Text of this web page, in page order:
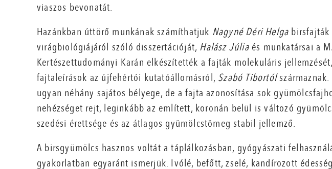
viaszos bevonatát.
Hazánkban úttörő munkának számíthatjuk Nagyné Déri Helga
virágbiológiájáról szóló disszertációját, Halász Júliaés munkatársai a
Kertészettudományi Karán elkészítették a fajták molekuláris
fajtaleírások az újfehértói kutatóállomásról, Szabó Tibortól
ugyan néhány sajátos bélyege, de a fajta azonosítása sok
nehézséget rejt, leginkább az említett, koronán belül is változó
szedési érettsége és az átlagos gyümölcstömeg stabil jellemző.
A birsgyümölcs hasznos voltát a táplálkozásban, gyógyászati
gyakorlatban egyaránt ismerjük. Ivólé, befőtt, zselé, kandírozott